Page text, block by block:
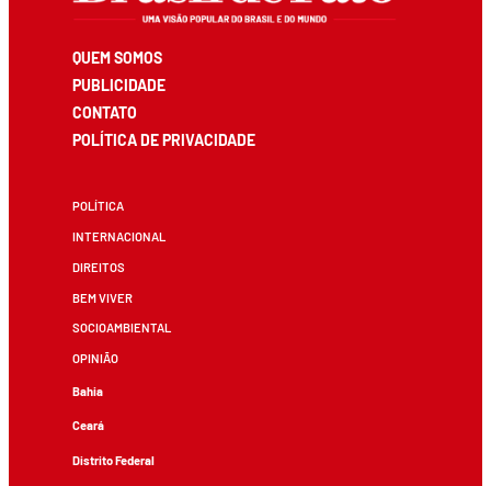
QUEM SOMOS
PUBLICIDADE
CONTATO
POLÍTICA DE PRIVACIDADE
POLÍTICA
INTERNACIONAL
DIREITOS
BEM VIVER
SOCIOAMBIENTAL
OPINIÃO
Bahia
Ceará
Distrito Federal